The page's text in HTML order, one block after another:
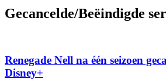
Gecancelde/Beëindigde
Renegade Nell na één seizoen
Disney+